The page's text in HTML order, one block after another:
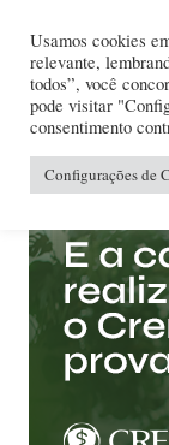
Usamos cookies
relevante,
todos”, você
pode visitar
consentimento
Configurações de